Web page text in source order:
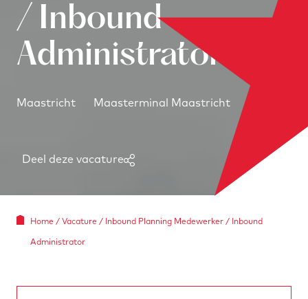
/ Inbound
Administrator
Maastricht Maasterminal Maastricht
Deel deze vacature
Home / Vacature / Inbound Planning Medewerker / Inbound
Administrator